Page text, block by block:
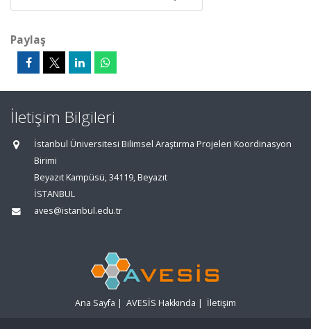
Paylaş
İletişim Bilgileri
İstanbul Üniversitesi Bilimsel Araştırma Projeleri Koordinasyon
Birimi
Beyazıt Kampüsü, 34119, Beyazıt
İSTANBUL
aves@istanbul.edu.tr
Ana Sayfa | AVESİS Hakkında | İletişim